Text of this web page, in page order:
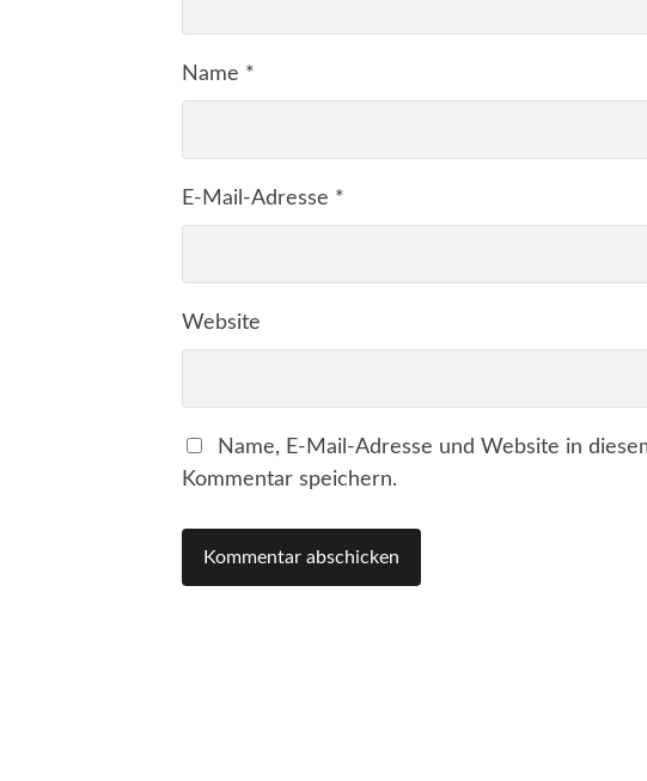
Name *
E-Mail-Adresse *
Website
Name, E-Mail-Adresse und Website in
Kommentar speichern.